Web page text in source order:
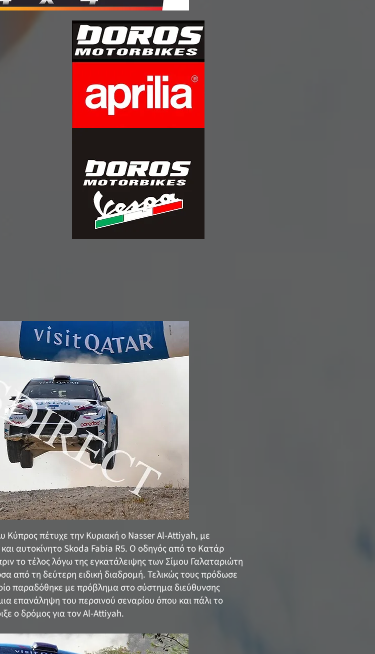
Κύπρος πέτυχε την Κυριακή ο Nasser Al-Attiyah, με
αυτοκίνητο Skoda Fabia R5. Ο οδηγός από το Κατάρ
το τέλος λόγω της εγκατάλειψης των Σίμου Γαλαταριώτη
από τη δεύτερη ειδική διαδρομή. Τελικώς τους πρόδωσε
παραδόθηκε με πρόβλημα στο σύστημα διεύθυνσης
επανάληψη του περσινού σεναρίου όπου και πάλι το
ο δρόμος για τον Al-Attiyah.